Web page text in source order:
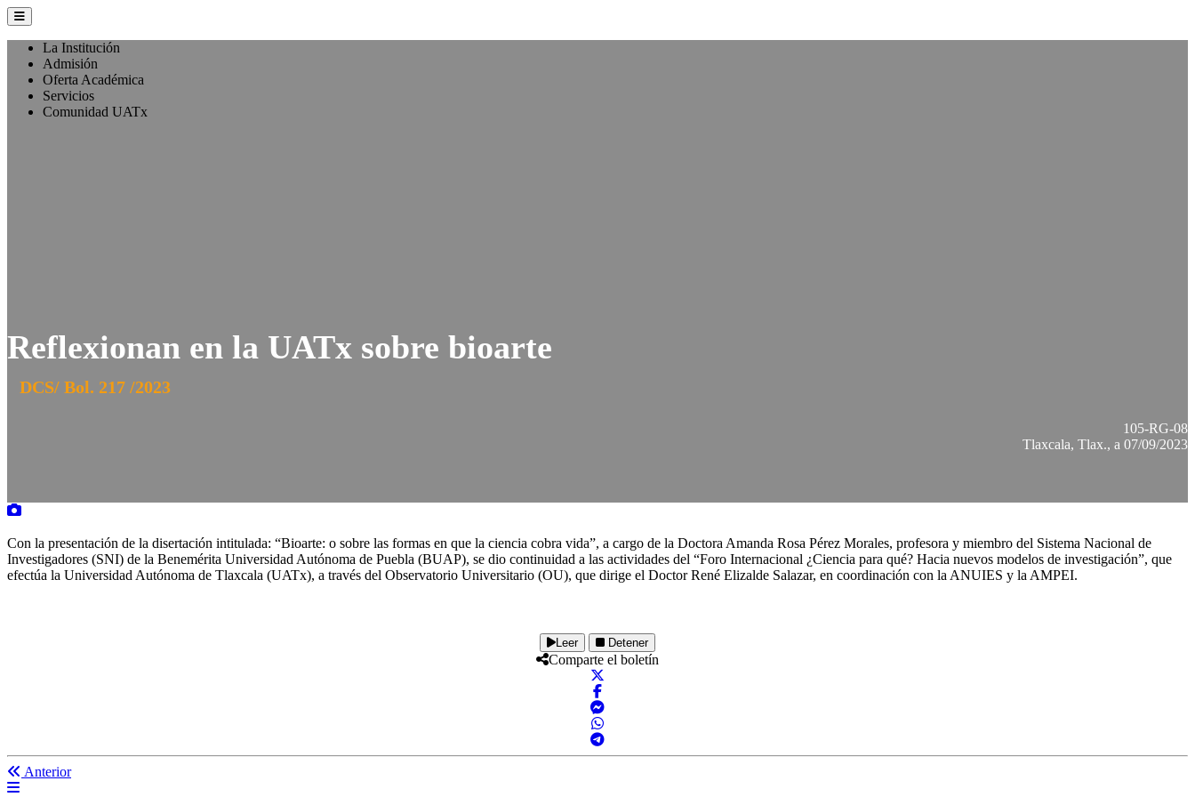
La Institución
Admisión
Oferta Académica
Servicios
Comunidad UATx
Reflexionan en la UATx sobre bioarte
DCS/ Bol. 217 /2023
105-RG-08
Tlaxcala, Tlax., a 07/09/2023
Con la presentación de la disertación intitulada: “Bioarte: o sobre las formas en que la ciencia cobra vida”, a cargo de la Doctora Amanda Rosa Pérez Morales, profesora y miembro del Sistema Nacional de
Investigadores (SNI) de la Benemérita Universidad Autónoma de Puebla (BUAP), se dio continuidad a las actividades del “Foro Internacional ¿Ciencia para qué? Hacia nuevos modelos de investigación”, que
efectúa la Universidad Autónoma de Tlaxcala (UATx), a través del Observatorio Universitario (OU), que dirige el Doctor René Elizalde Salazar, en coordinación con la ANUIES y la AMPEI.
Leer Detener
Comparte el boletín
Anterior